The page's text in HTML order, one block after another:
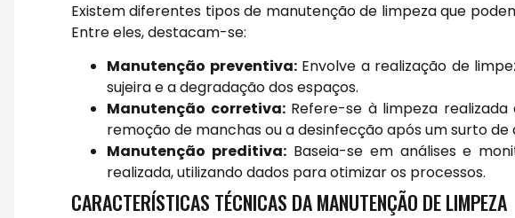
Existem diferentes tipos de manutenção de limpeza que
Entre eles, destacam-se:
Manutenção preventiva:Envolve a realização de
sujeira e a degradação dos espaços.
Manutenção corretiva:Refere-se à limpeza realizada
remoção de manchas ou a desinfecção após um surto de
Manutenção preditiva:Baseia-se em análises e
realizada, utilizando dados para otimizar os processos.
CARACTERÍSTICAS TÉCNICAS DA MANUTENÇÃO DE LIMPEZA